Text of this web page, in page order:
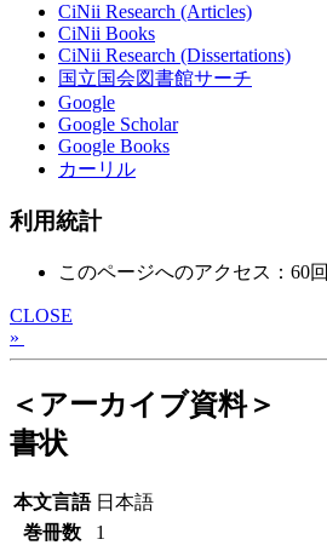
CiNii Research (Articles)
CiNii Books
CiNii Research (Dissertations)
国立国会図書館サーチ
Google
Google Scholar
Google Books
カーリル
利用統計
このページへのアクセス：60回
CLOSE
»
＜アーカイブ資料＞
書状
本文言語 日本語
巻冊数
1